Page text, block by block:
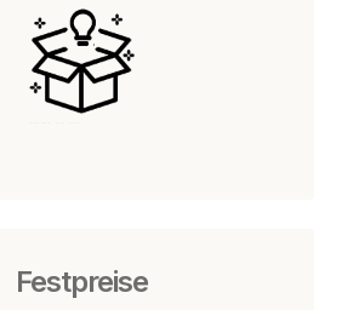
Festpreise